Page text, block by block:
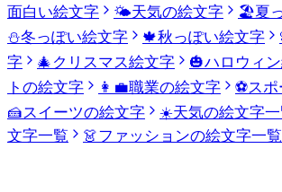
面白い絵文字
🌤️天気の絵文字 🏖️夏
⛄冬っぽい絵文字 🍁秋っぽい絵文字
字
🎄 クリスマス絵文字 🎃ハロウィ
トの絵文字
👩‍💼職業の絵文字 ⚽ス
🍰スイーツの絵文字 ☀️天気の絵文字
文字一覧
👗ファッションの絵文字一覧